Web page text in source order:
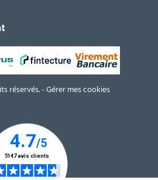
réservés. -Gérer mes cookies